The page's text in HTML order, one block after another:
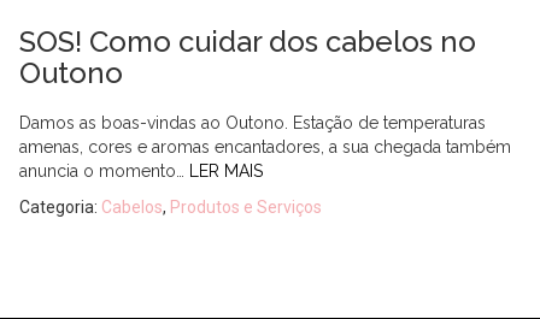
SOS! Como cuidar dos cabelos no
Outono
Damos as boas-vindas ao Outono. Estação de temperaturas
amenas, cores e aromas encantadores, a sua chegada também
anuncia o momento…
LER MAIS
Categoria: Cabelos, Produtos e Serviços